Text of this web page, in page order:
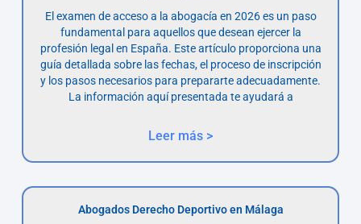
El examen de acceso a la abogacía en 2026 es un paso
fundamental para aquellos que desean ejercer la
profesión legal en España. Este artículo proporciona una
guía detallada sobre las fechas, el proceso de inscripción
y los pasos necesarios para prepararte adecuadamente.
La información aquí presentada te ayudará a
Leer más >
Abogados Derecho Deportivo en Málaga